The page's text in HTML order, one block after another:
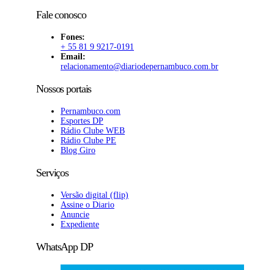
Fale conosco
Fones:
+ 55 81 9 9217-0191
Email:
relacionamento@diariodepernambuco.com.br
Nossos portais
Pernambuco.com
Esportes DP
Rádio Clube WEB
Rádio Clube PE
Blog Giro
Serviços
Versão digital (flip)
Assine o Diario
Anuncie
Expediente
WhatsApp DP